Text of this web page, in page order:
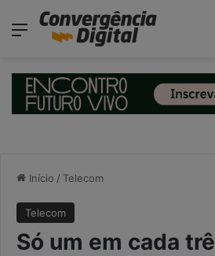
Menu
Início / Telecom
Telecom
Só um em cada